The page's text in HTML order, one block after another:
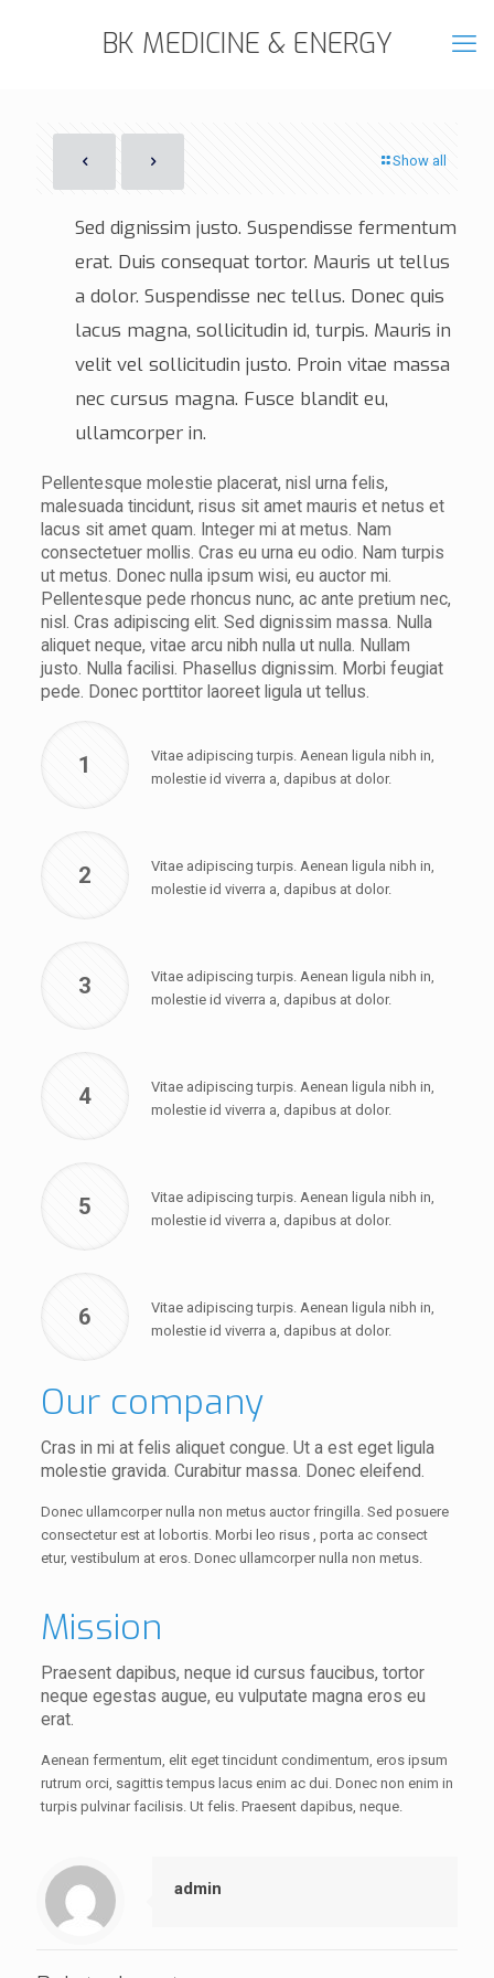
BK MEDICINE & ENERGY
Show all
Sed dignissim justo. Suspendisse fermentum
erat. Duis consequat tortor. Mauris ut tellus
a dolor. Suspendisse nec tellus. Donec quis
lacus magna, sollicitudin id, turpis. Mauris in
velit vel sollicitudin justo. Proin vitae massa
nec cursus magna. Fusce blandit eu,
ullamcorper in.
Pellentesque molestie placerat, nisl urna felis,
malesuada tincidunt, risus sit amet mauris et netus et
lacus sit amet quam. Integer mi at metus. Nam
consectetuer mollis. Cras eu urna eu odio. Nam turpis
ut metus. Donec nulla ipsum wisi, eu auctor mi.
Pellentesque pede rhoncus nunc, ac ante pretium nec,
nisl. Cras adipiscing elit. Sed dignissim massa. Nulla
aliquet neque, vitae arcu nibh nulla ut nulla. Nullam
justo. Nulla facilisi. Phasellus dignissim. Morbi feugiat
pede. Donec porttitor laoreet ligula ut tellus.
1
Vitae adipiscing turpis. Aenean ligula nibh in,
molestie id viverra a, dapibus at dolor.
2
Vitae adipiscing turpis. Aenean ligula nibh in,
molestie id viverra a, dapibus at dolor.
3
Vitae adipiscing turpis. Aenean ligula nibh in,
molestie id viverra a, dapibus at dolor.
4
Vitae adipiscing turpis. Aenean ligula nibh in,
molestie id viverra a, dapibus at dolor.
5
Vitae adipiscing turpis. Aenean ligula nibh in,
molestie id viverra a, dapibus at dolor.
6
Vitae adipiscing turpis. Aenean ligula nibh in,
molestie id viverra a, dapibus at dolor.
Our company
Cras in mi at felis aliquet congue. Ut a est eget ligula
molestie gravida. Curabitur massa. Donec eleifend.
Donec ullamcorper nulla non metus auctor fringilla. Sed posuere
consectetur est at lobortis. Morbi leo risus , porta ac consect
etur, vestibulum at eros. Donec ullamcorper nulla non metus.
Mission
Praesent dapibus, neque id cursus faucibus, tortor
neque egestas augue, eu vulputate magna eros eu
erat.
Aenean fermentum, elit eget tincidunt condimentum, eros ipsum
rutrum orci, sagittis tempus lacus enim ac dui. Donec non enim in
turpis pulvinar facilisis. Ut felis. Praesent dapibus, neque.
admin